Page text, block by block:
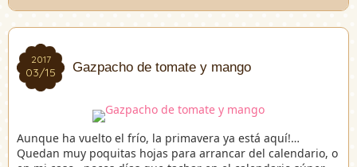
2017
03/15
2017
03/15 Gazpacho de tomate y mango
Aunque ha vuelto el frío, la primavera ya está aquí!…
Quedan muy poquitas hojas para arrancar del calendario, o